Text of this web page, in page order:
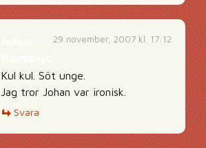
29 november, 2007 kl. 17:12
Kul kul. Söt unge.
Jag tror Johan var ironisk.
Svara